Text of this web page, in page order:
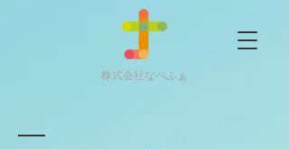
株式会社なべふぁ